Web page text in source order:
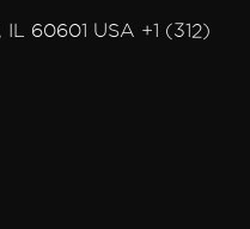
60601 USA +1 (312)